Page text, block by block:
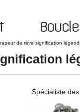
de rêve signification
Spécialiste